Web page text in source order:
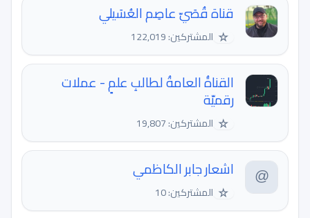
قناة قُصَيّ عاصِم العُسَيلي
☆ المشتركين: 122,019
القناةُ العامةُ لطالبِ علمٍ - عملات
رقميّة
☆ المشتركين: 19,807
اشعار جابر الكاظمي
☆ المشتركين: 10